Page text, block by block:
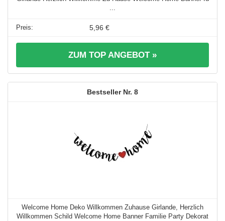
...
5,96 €
ZUM TOP ANGEBOT »
8
Welcome Home Deko Willkommen Zuhause Girlande, Herzlich
Willkommen Schild Welcome Home Banner Familie Party Dekorat